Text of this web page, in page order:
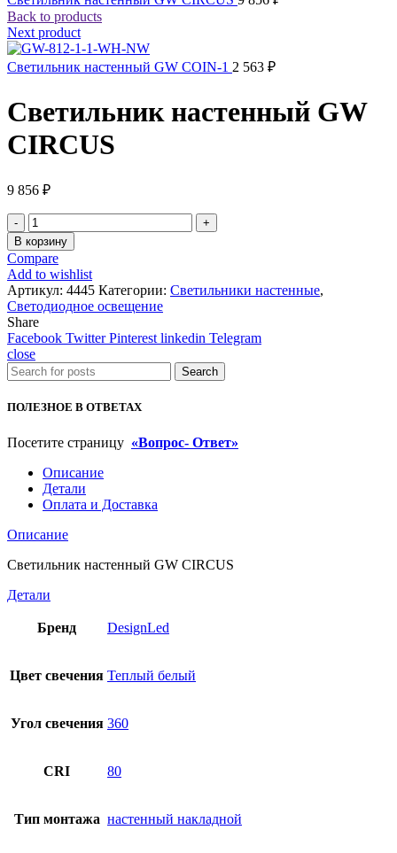
Back to products
Next product
Светильник настенный GW COIN-1 2 563 ₽
Светильник настенный GW
CIRCUS
9 856 ₽
Количество
товара
Светильник
настенный
GW
CIRCUS
В корзину
Compare
Add to wishlist
Артикул: 4445 Категории: Светильники настенные,
Светодиодное освещение
Share
Facebook Twitter Pinterest linkedin Telegram
close
Search
ПОЛЕЗНОЕ В ОТВЕТАХ
Посетите страницу «Вопрос- Ответ»
Описание
Детали
Оплата и Доставка
Описание
Светильник настенный GW CIRCUS
Детали
Бренд DesignLed
Цвет свечения Теплый белый
Угол свечения 360
CRI 80
Тип монтажа настенный накладной